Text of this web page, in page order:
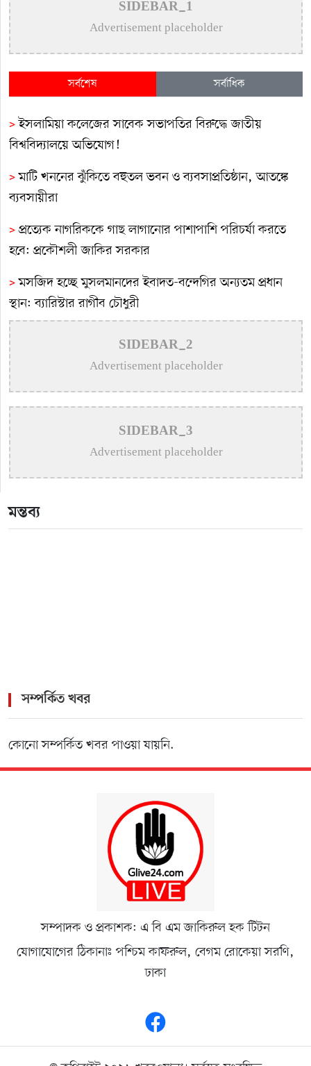
SIDEBAR_1
Advertisement placeholder
সর্বশেষ সর্বাধিক
>ইসলামিয়া কলেজের সাবেক সভাপতির বিরুদ্ধে জাতীয়
বিশ্ববিদ্যালয়ে অভিযোগ!
>মাটি খননের ঝুঁকিতে বহুতল ভবন ও ব্যবসাপ্রতিষ্ঠান, আতঙ্কে
ব্যবসায়ীরা
>প্রত্যেক নাগরিককে গাছ লাগানোর পাশাপাশি পরিচর্যা করতে
হবে: প্রকৌশলী জাকির সরকার
>মসজিদ হচ্ছে মুসলমানদের ইবাদত-বন্দেগির অন্যতম প্রধান
স্থান: ব্যারিস্টার রাগীব চৌধুরী
>
কুষ্টিয়ায় ড. কাজী মোতাহার হোসেন দাবা একাডেমি উদ্বোধন
>
কোটি টাকার সড়কের বিটুমিন-পাথর উঠছে এক মাসেই
>
নেতিবাচক কর্মকান্ড থেকে তরুণ সমাজকে দূরে রাখতে
খেলাধুলার বিকল্প নেই : প্রকৌশলী জাকির সরকার
>মাকে বাঁচাতে ইবি শিক্ষার্থী রাজ্জাকের আকুল আবেদন
SIDEBAR_2
Advertisement placeholder
SIDEBAR_3
Advertisement placeholder
মন্তব্য
সম্পর্কিত খবর
কোনো সম্পর্কিত খবর পাওয়া যায়নি.
সম্পাদক ও প্রকাশক: এ বি এম জাকিরুল হক টিটন
যোগাযোগের ঠিকানাঃ পশ্চিম কাফরুল, বেগম রোকেয়া সরণি,
ঢাকা